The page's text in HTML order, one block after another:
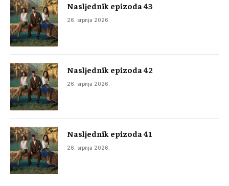
Nasljednik epizoda 43
26. srpnja 2026.
Nasljednik epizoda 42
26. srpnja 2026.
Nasljednik epizoda 41
26. srpnja 2026.